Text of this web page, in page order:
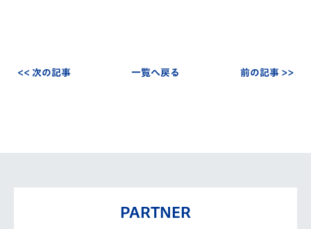
<< 次の記事 一覧へ戻る 前の記事 >>
PARTNER